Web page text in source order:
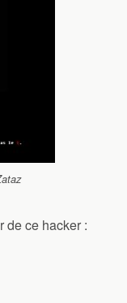
de ce hacker :